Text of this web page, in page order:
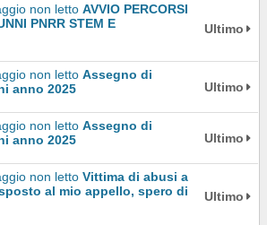
AVVIO PERCORSI
PNRR STEM E
Ultimo
Assegno di
anno 2025
Ultimo
Assegno di
anno 2025
Ultimo
Vittima di abusi a
al mio appello, spero di
Ultimo